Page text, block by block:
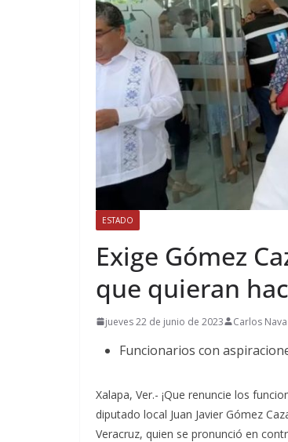
ESTADO
Exige Gómez
que quieran
jueves 22 de junio de 2023 Carlos Nava
Funcionarios con
Xalapa, Ver.- ¡Que renuncie los
diputado local Juan Javier Gómez
Veracruz, quien se pronunció en